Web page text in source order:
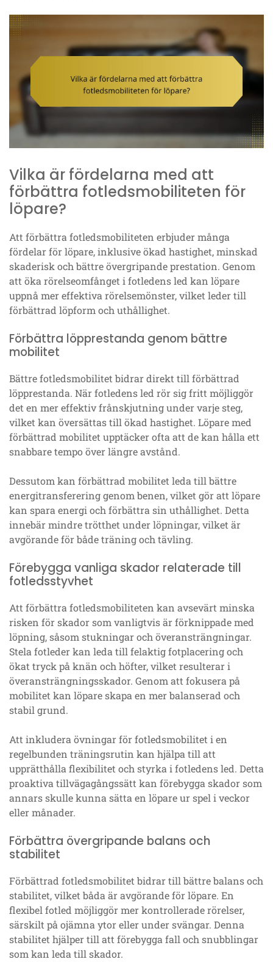
Vilka är fördelarna med att
förbättra fotledsmobiliteten för
löpare?
Att förbättra fotledsmobiliteten erbjuder många
fördelar för löpare, inklusive ökad hastighet, minskad
skaderisk och bättre övergripande prestation. Genom
att öka rörelseomfånget i fotledens led kan löpare
uppnå mer effektiva rörelsemönster, vilket leder till
förbättrad löpform och uthållighet.
Förbättra löpprestanda genom bättre
mobilitet
Bättre fotledsmobilitet bidrar direkt till förbättrad
löpprestanda. När fotledens led rör sig fritt möjliggör
det en mer effektiv frånskjutning under varje steg,
vilket kan översättas till ökad hastighet. Löpare med
förbättrad mobilitet upptäcker ofta att de kan hålla ett
snabbare tempo över längre avstånd.
Dessutom kan förbättrad mobilitet leda till bättre
energitransferering genom benen, vilket gör att löpare
kan spara energi och förbättra sin uthållighet. Detta
innebär mindre trötthet under löpningar, vilket är
avgörande för både träning och tävling.
Förebygga vanliga skador relaterade till
fotledsstyvhet
Att förbättra fotledsmobiliteten kan avsevärt minska
risken för skador som vanligtvis är förknippade med
löpning, såsom stukningar och överansträngningar.
Stela fotleder kan leda till felaktig fotplacering och
ökat tryck på knän och höfter, vilket resulterar i
överansträngningsskador. Genom att fokusera på
mobilitet kan löpare skapa en mer balanserad och
stabil grund.
Att inkludera övningar för fotledsmobilitet i en
regelbunden träningsrutin kan hjälpa till att
upprätthålla flexibilitet och styrka i fotledens led. Detta
proaktiva tillvägagångssätt kan förebygga skador som
annars skulle kunna sätta en löpare ur spel i veckor
eller månader.
Förbättra övergripande balans och
stabilitet
Förbättrad fotledsmobilitet bidrar till bättre balans och
stabilitet, vilket båda är avgörande för löpare. En
flexibel fotled möjliggör mer kontrollerade rörelser,
särskilt på ojämna ytor eller under svängar. Denna
stabilitet hjälper till att förebygga fall och snubblingar
som kan leda till skador.